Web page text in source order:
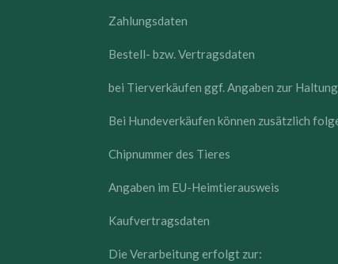
Zahlungsdaten
Bestell- bzw. Vertragsdaten
bei Tierverkäufen ggf. Angaben zur
Bei Hundeverkäufen können zusätzlich
Chipnummer des Tieres
Angaben im EU-Heimtierausweis
Kaufvertragsdaten
Die Verarbeitung erfolgt zur: